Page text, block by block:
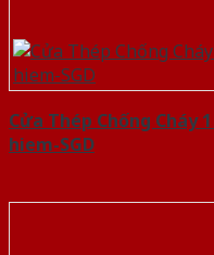
Cửa Thép Chống
hiem-SGD